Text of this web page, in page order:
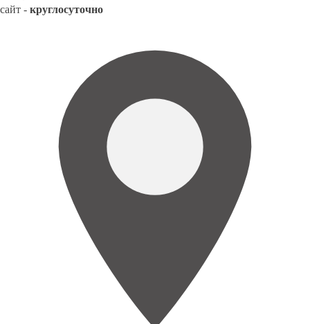
сайт - круглосуточно